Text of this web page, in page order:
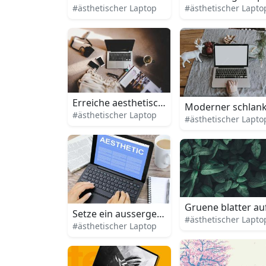
#ästhetischer Laptop
Erreiche aesthetische meisterschaft mit
#ästhetischer Laptop
Setze ein aussergewoehnliches aussage
#ästhetischer Laptop
#ästhetischer
Moderner
#ästhetischer
Gruene blatter
#ästhetischer